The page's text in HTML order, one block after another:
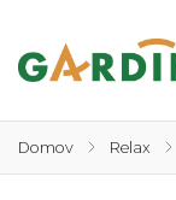
Domov / Relax /